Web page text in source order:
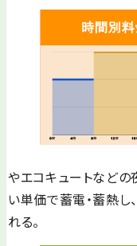
やエコキュートなど
い単価で蓄電・蓄熱
れる。